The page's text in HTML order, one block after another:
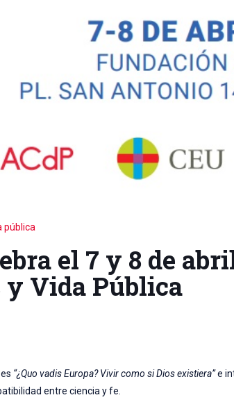
pública
el 7 y 8 de
y Vida Pública
“¿Quo vadis Europa? Vivir como si Dios existiera”e
entre ciencia y fe.